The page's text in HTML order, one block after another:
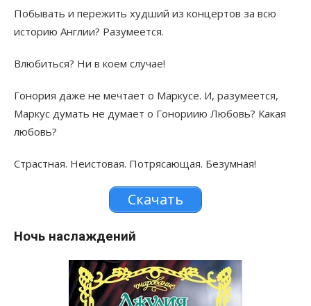
Побывать и пережить худший из концертов за всю
историю Англии? Разумеется.
Влюбиться? Ни в коем случае!
Гонория даже не мечтает о Маркусе. И, разумеется,
Маркус думать не думает о Гонориию Любовь? Какая
любовь?
Страстная. Неистовая. Потрясающая. Безумная!
Скачать
Ночь наслаждений